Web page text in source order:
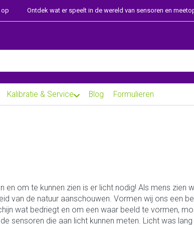
op Ontdek wat er speelt in de wereld van sensoren en
Kalibratie & Service Blog Formulieren
en om te kunnen zien is er licht nodig! Als mens zien
van de natuur aanschouwen. Vormen wij ons een
wat bedriegt en om een waar beeld te vormen,
sensoren die aan licht kunnen meten. Licht was